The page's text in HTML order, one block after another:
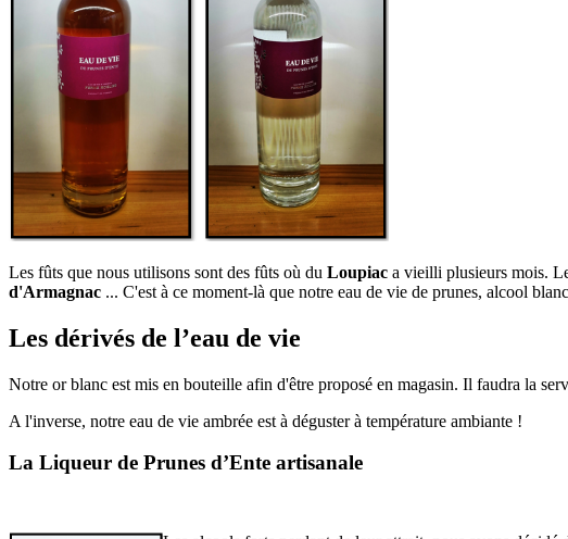
Les fûts que nous utilisons sont des fûts où du Loupiac a vieilli plusieurs mois.
d'Armagnac ... C'est à ce moment-là que notre eau de vie de prunes, alcool
Les dérivés de l’eau de vie
Notre or blanc est mis en bouteille afin d'être proposé en magasin. Il faudra la
A l'inverse, notre eau de vie ambrée est à déguster à température ambiante !
La Liqueur de Prunes d’Ente artisanale